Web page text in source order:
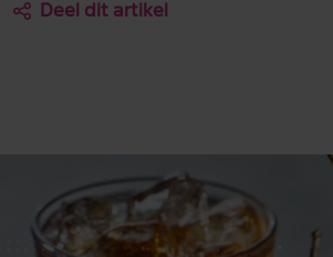
Deel dit artikel